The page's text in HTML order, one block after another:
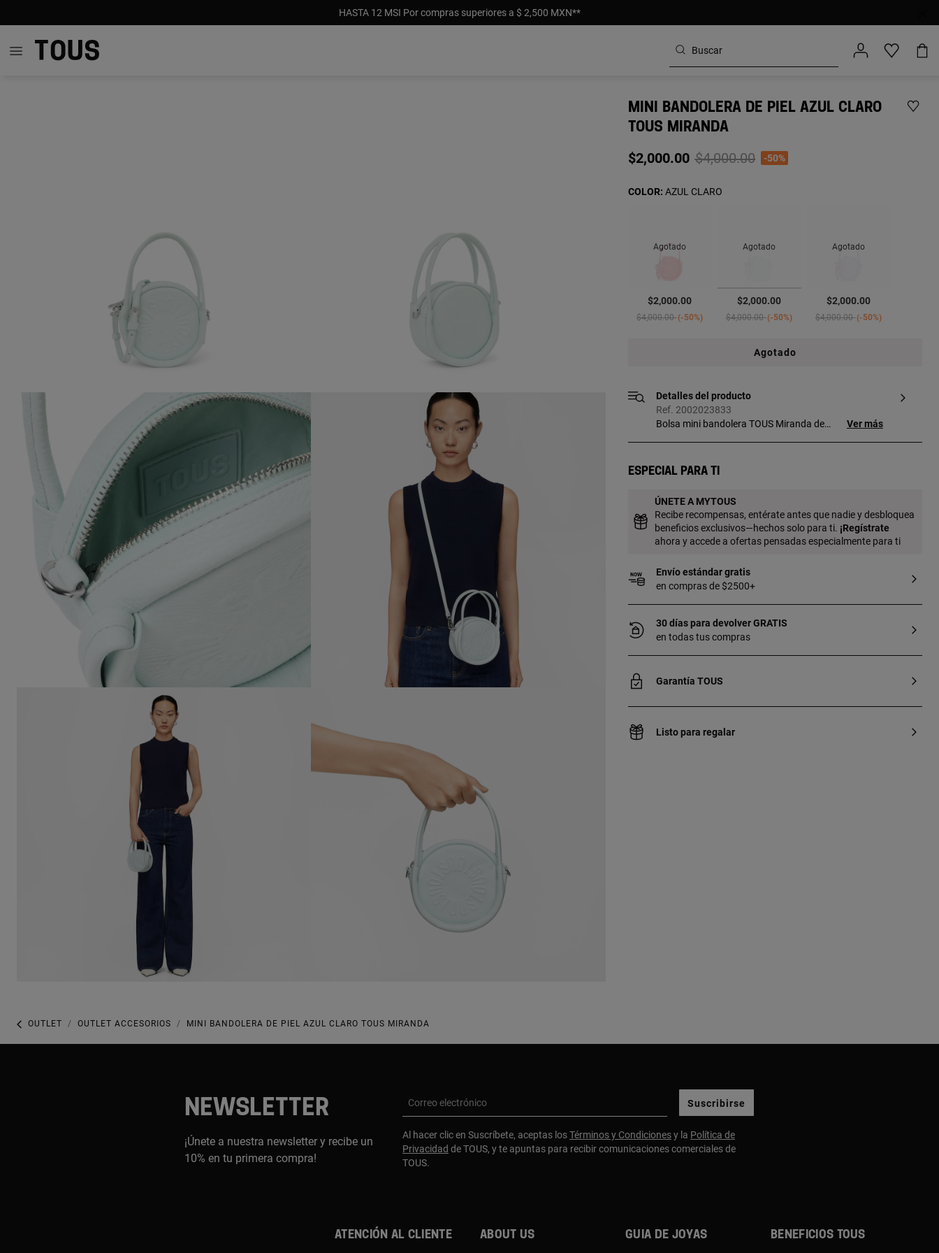
HASTA 12 MSI Por compras superiores a $ 2,500 MXN**
MINI BANDOLERA DE PIEL AZUL CLARO
TOUS MIRANDA
$2,000.00 Price reduced from
$4,000.00to-50%
Agotado
$2,000.00
Price reduced from
$4,000.00to-50%
Agotado
seleccionado
$2,000.00
Price reduced from
$4,000.00to-50%
Agotado
$2,000.00
Price reduced from
$4,000.00to-50%
COLOR: AZUL CLARO
Agotado
Detalles del producto
Ref. 2002023833
Bolsa mini bandolera TOUS Miranda de
mano y asa bandolera ajustable y
13 x 17,5 x 7,7 cm.
Ver más
Especial para ti
ÚNETE A MYTOUS
Recibe recompensas, entérate antes que nadie y desbloquea
beneficios exclusivos—hechos solo para ti. ¡Regístrate
ahora y accede a ofertas pensadas especialmente para ti
Envío estándar gratis
en compras de $2500+
30 días para devolver GRATIS
en todas tus compras
Garantía TOUS
Listo para regalar
OUTLET OUTLET ACCESORIOS MINI BANDOLERA DE PIEL AZUL CLARO TOUS MIRANDA
NEWSLETTER
¡Únete a nuestra newsletter y recibe un
10% en tu primera compra!
Correo electrónico Suscribirse
Al hacer clic en Suscríbete, aceptas losTérminos y Condicionesy la Política de
Privacidad de TOUS, y te apuntas para recibir comunicaciones comerciales de
TOUS.
Atención al cliente About us Guia de joyas Beneficios TOUS